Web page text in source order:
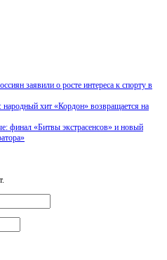
заявили о росте интереса к спорту в
хит «Кордон» возвращается на
финал «Битвы экстрасенсов» и новый